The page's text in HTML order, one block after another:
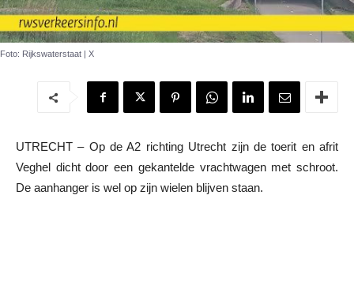
Foto: Rijkswaterstaat | X
UTRECHT – Op de A2 richting Utrecht zijn de toerit en afrit
Veghel dicht door een gekantelde vrachtwagen met schroot.
De aanhanger is wel op zijn wielen blijven staan.